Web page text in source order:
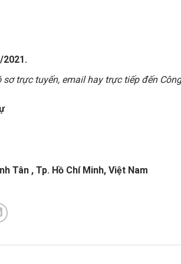
trực tuyến, email hay trực tiếp đến
Tân , Tp. Hồ Chí Minh, Việt Nam